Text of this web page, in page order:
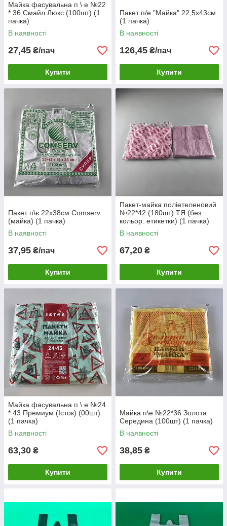
Майка фасувальна п \ е №22
* 36 Смайл Люкс (100шт) (1
пачка)
В наявності
27,45 ₴/пач
Купити
Пакет п/е "Майка" 22,5х43см
(1 пачка)
В наявності
126,45 ₴/пач
Купити
Пакет п\є 22х38см Сomserv
(майка) (1 пачка)
В наявності
37,95 ₴/пач
Купити
Пакет-майка поліетеленовий
№22*42 (180шт) ТЯ (без
кольор. етикетки) (1 пачка)
В наявності
67,20 ₴
Купити
Майка фасувальна п \ е №24
* 43 Премиум (Істок) (00шт)
(1 пачка)
В наявності
63,30 ₴
Купити
Майка п\е №22*36 Золота
Середина (100шт) (1 пачка)
В наявності
38,85 ₴
Купити